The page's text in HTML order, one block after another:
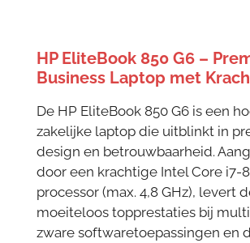
HP EliteBook 850 G6 –
Business Laptop met
De HP EliteBook 850 G6 is een
zakelijke laptop die uitblinkt in
design en betrouwbaarheid.
door een krachtige Intel Core i7-
processor (max. 4,8 GHz), levert
moeiteloos topprestaties bij
zware softwaretoepassingen en